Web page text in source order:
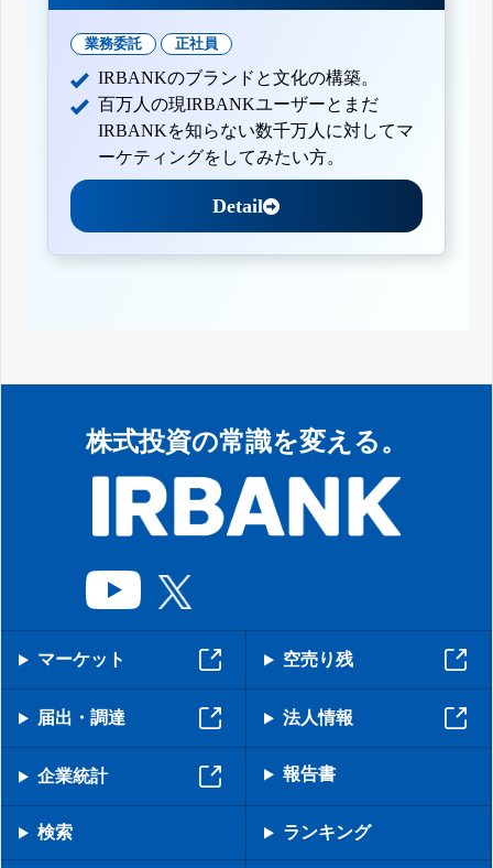
業務委託 正社員
IRBANKのブランドと文化の構築。
百万人の現IRBANKユーザーとまだ
IRBANKを知らない数千万人に対してマ
ーケティングをしてみたい方。
Detail
株式投資の常識を変える。
マーケット 空売り残
届出・調達 法人情報
企業統計 報告書
検索 ランキング